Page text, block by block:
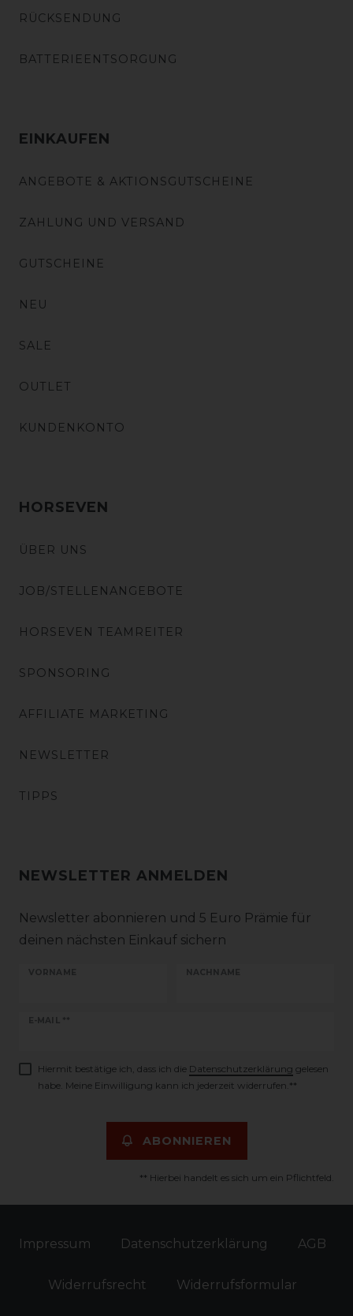
RÜCKSENDUNG
BATTERIEENTSORGUNG
EINKAUFEN
ANGEBOTE & AKTIONSGUTSCHEINE
ZAHLUNG UND VERSAND
GUTSCHEINE
NEU
SALE
OUTLET
KUNDENKONTO
HORSEVEN
ÜBER UNS
JOB/STELLENANGEBOTE
HORSEVEN TEAMREITER
SPONSORING
AFFILIATE MARKETING
NEWSLETTER
TIPPS
NEWSLETTER ANMELDEN
Newsletter abonnieren und 5 Euro Prämie für
deinen nächsten Einkauf sichern
VORNAME NACHNAME
E-MAIL **
Newsletter
Hiermit bestätige ich, dass ich die Daten­schutz­erklärung gelesen
habe. Meine Einwilligung kann ich jederzeit widerrufen.**
ABONNIEREN
** Hierbei handelt es sich um ein Pflichtfeld.
Impressum Daten­schutz­erklärung AGB
Widerrufs­recht Widerrufs­formular